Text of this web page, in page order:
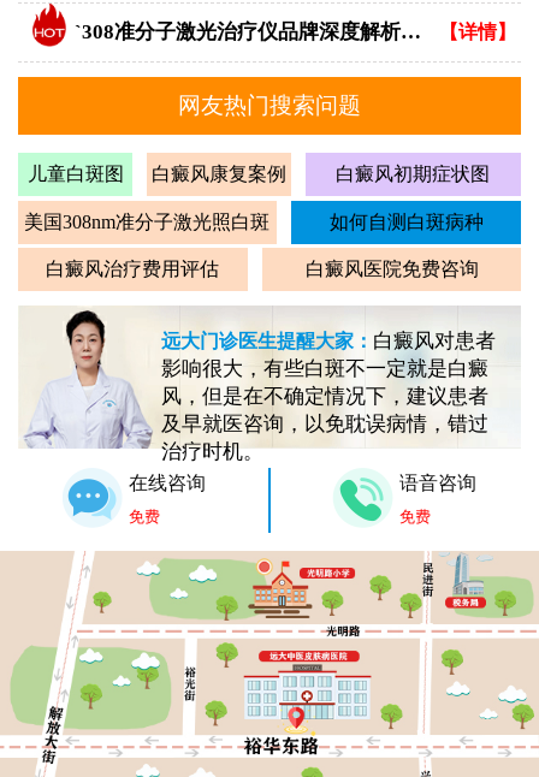
`308准分子激光治疗仪品牌深度解析：专业视角下的优选指南` 【详情】
网友热门搜索问题
儿童白斑图 白癜风康复案例 白癜风初期症状图
美国308nm准分子激光照白斑 如何自测白斑病种
白癜风治疗费用评估 白癜风医院免费咨询
远大门诊医生提醒大家： 白癜风对患者
影响很大，有些白斑不一定就是白癜
风，但是在不确定情况下，建议患者
及早就医咨询，以免耽误病情，错过
治疗时机。
在线咨询
免费
语音咨询
免费